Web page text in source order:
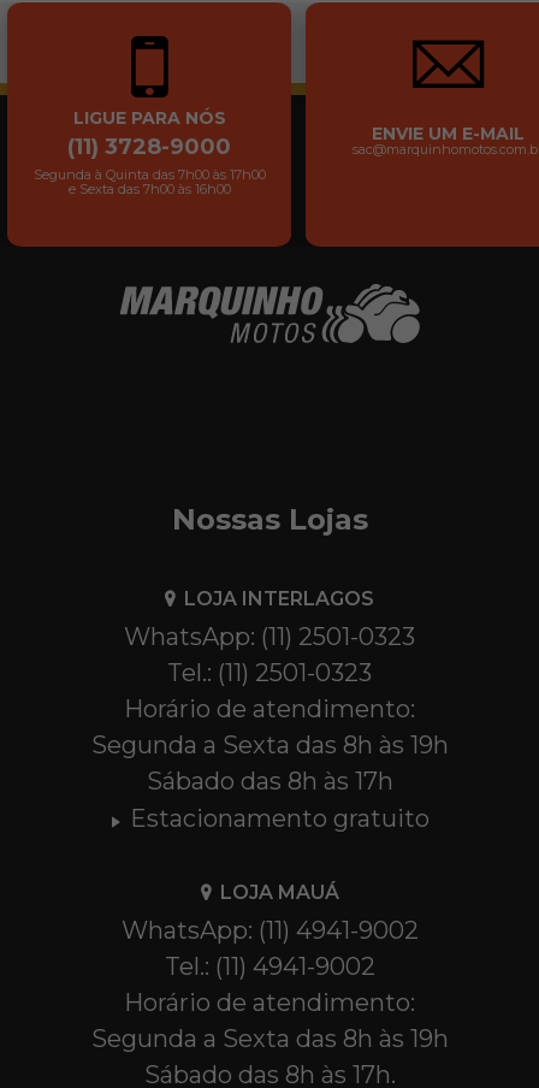
LIGUE PARA NÓS
(11) 3728-9000
Segunda à Quinta das 7h00 às 17h00
e Sexta das 7h00 às 16h00
ENVIE UM E-MAIL
Nossas Lojas
LOJA INTERLAGOS
WhatsApp: (11) 2501-0323
Tel.: (11) 2501-0323
Horário de atendimento:
Segunda a Sexta das 8h às 19h
Sábado das 8h às 17h
Estacionamento gratuito
LOJA MAUÁ
WhatsApp: (11) 4941-9002
Tel.: (11) 4941-9002
Horário de atendimento:
Segunda a Sexta das 8h às 19h
Sábado das 8h às 17h.